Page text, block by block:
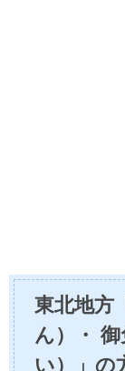
東北地方
ん）・
い）」の